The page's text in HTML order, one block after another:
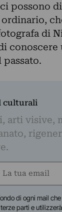
possono
di
conoscere
culturali
arti visive,
Email
di ogni mail
parti e